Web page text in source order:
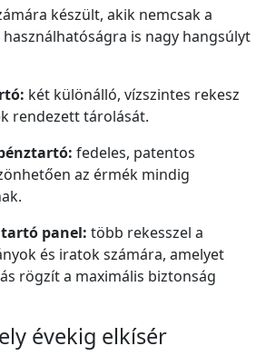
készült, akik nemcsak a
is nagy hangsúlyt
két különálló, vízszintes rekesz
rendezett tárolását.
fedeles, patentos
az érmék mindig
panel: több rekesszel a
és iratok számára, amelyet
rögzít a maximális biztonság
évekig elkísér